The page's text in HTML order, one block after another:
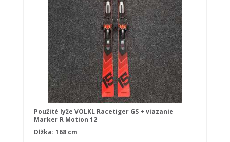
Použité lyže VOLKL Racetiger GS + viazanie
Marker R Motion 12
Dĺžka: 168 cm